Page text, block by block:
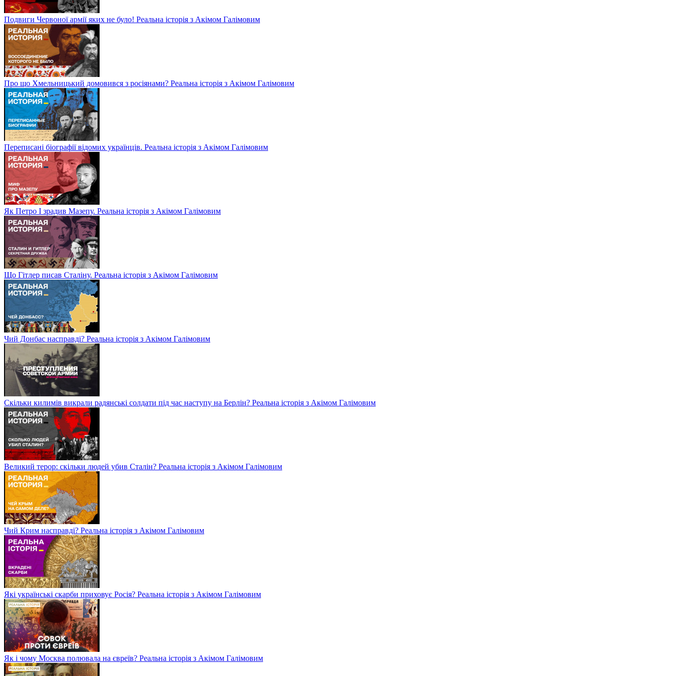
Подвиги Червоної армії яких не було! Реальна історія з Акімом Галімовим
Про що Хмельницький домовився з росіянами? Реальна історія з Акімом Галімовим
Переписані біографії відомих українців. Реальна історія з Акімом Галімовим
Як Петро І зрадив Мазепу. Реальна історія з Акімом Галімовим
Що Гітлер писав Сталіну. Реальна історія з Акімом Галімовим
Чий Донбас насправді? Реальна історія з Акімом Галімовим
Скільки килимів викрали радянські солдати під час наступу на Берлін? Реальна історія з Акімом Галімовим
Великий терор: скільки людей убив Сталін? Реальна історія з Акімом Галімовим
Чий Крим насправді? Реальна історія з Акімом Галімовим
Які українські скарби приховує Росія? Реальна історія з Акімом Галімовим
Як і чому Москва полювала на євреїв? Реальна історія з Акімом Галімовим